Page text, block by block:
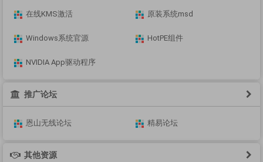
在线KMS激活 原装系统msd
Windows系统官源 HotPE组件
NVIDIA App驱动程序
推广论坛
恩山无线论坛 精易论坛
其他资源